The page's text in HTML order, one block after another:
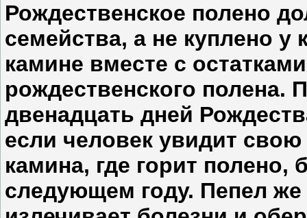
Рождественское полено
семейства, а не куплено у
камине вместе с
рождественского полена.
двенадцать дней
если человек увидит
камина, где горит полено,
следующем году. Пепел же